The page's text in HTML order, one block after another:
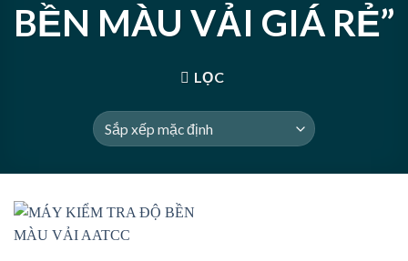
BỀN MÀU VẢI GIÁ RẺ”
LỌC